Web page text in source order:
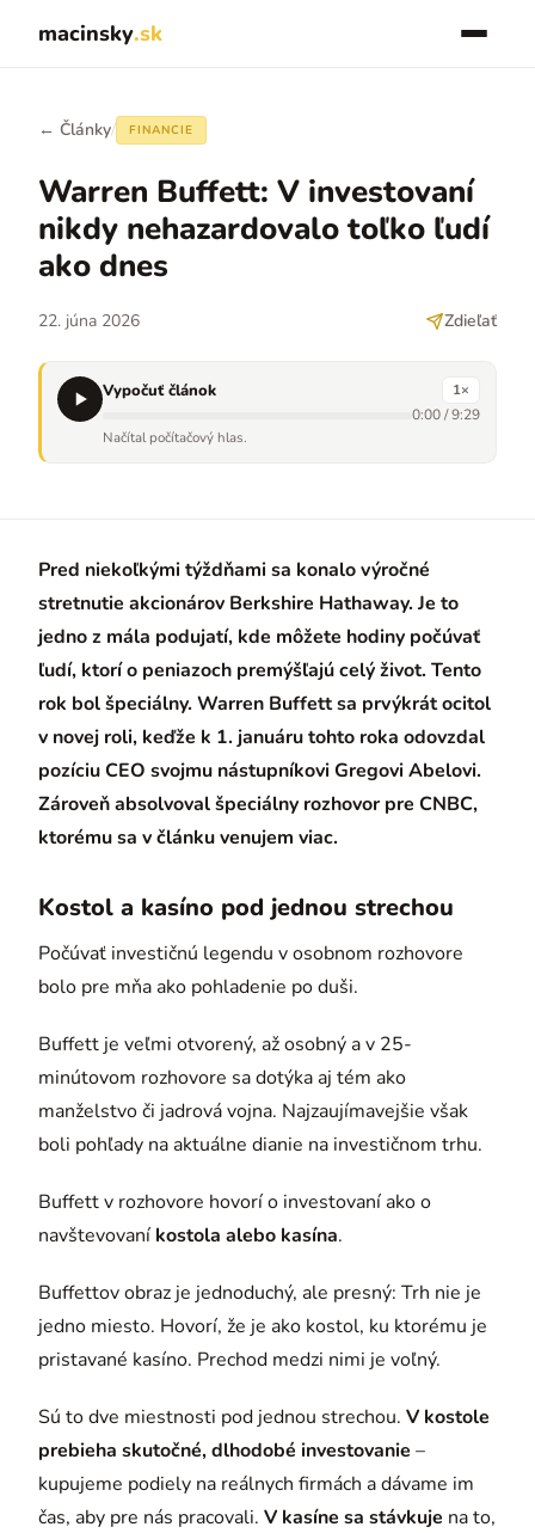
macinsky.sk
← Články/ FINANCIE
Warren Buffett: V investovaní
nikdy nehazardovalo toľko ľudí
ako dnes
22. júna 2026 Zdieľať
Vypočuť článok 1×
0:00/9:29
Načítal počítačový hlas.
Pred niekoľkými týždňami sa konalo výročné
stretnutie akcionárov Berkshire Hathaway. Je to
jedno z mála podujatí, kde môžete hodiny počúvať
ľudí, ktorí o peniazoch premýšľajú celý život. Tento
rok bol špeciálny. Warren Buffett sa prvýkrát ocitol
v novej roli, keďže k 1. januáru tohto roka odovzdal
pozíciu CEO svojmu nástupníkovi Gregovi Abelovi.
Zároveň absolvoval špeciálny rozhovor pre CNBC,
ktorému sa v článku venujem viac.
Kostol a kasíno pod jednou strechou
Počúvať investičnú legendu v osobnom rozhovore
bolo pre mňa ako pohladenie po duši.
Buffett je veľmi otvorený, až osobný a v 25-
minútovom rozhovore sa dotýka aj tém ako
manželstvo či jadrová vojna. Najzaujímavejšie však
boli pohľady na aktuálne dianie na investičnom trhu.
Buffett v rozhovore hovorí o investovaní ako o
navštevovaní kostola alebo kasína.
Buffettov obraz je jednoduchý, ale presný: Trh nie je
jedno miesto. Hovorí, že je ako kostol, ku ktorému je
pristavané kasíno. Prechod medzi nimi je voľný.
Sú to dve miestnosti pod jednou strechou. V kostole
prebieha skutočné, dlhodobé investovanie –
kupujeme podiely na reálnych firmách a dávame im
čas, aby pre nás pracovali. V kasíne sa stávkuje na to,